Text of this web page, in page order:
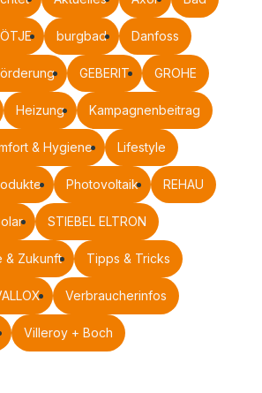
burgbad Danfoss
GEBERIT GROHE
Heizung Kampagnenbeitrag
& Hygiene Lifestyle
Photovoltaik REHAU
STIEBEL ELTRON
& Zukunft Tipps & Tricks
Verbraucherinfos
Villeroy + Boch